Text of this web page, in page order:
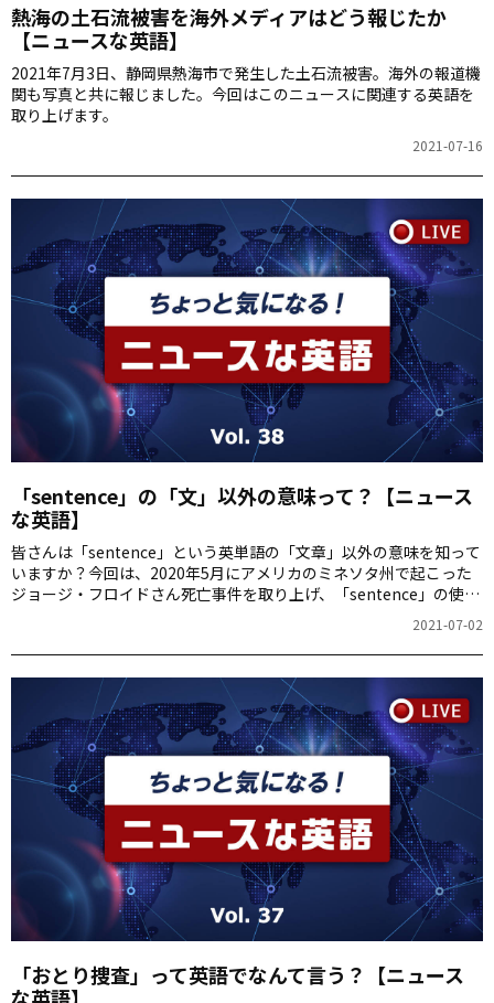
熱海の土石流被害を海外メディアはどう報じたか
【ニュースな英語】
2021年7月3日、静岡県熱海市で発生した土石流被害。海外の報道機
関も写真と共に報じました。今回はこのニュースに関連する英語を
取り上げます。
2021-07-16
「sentence」の「文」以外の意味って？【ニュース
な英語】
皆さんは「sentence」という英単語の「文章」以外の意味を知って
いますか？今回は、2020年5月にアメリカのミネソタ州で起こった
ジョージ・フロイドさん死亡事件を取り上げ、「sentence」の使い
2021-07-02
「おとり捜査」って英語でなんて言う？【ニュース
な英語】